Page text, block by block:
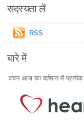
सदस्यता लें
RSS
बारे में
वचन आज का वर्तमान में प्रत्येक